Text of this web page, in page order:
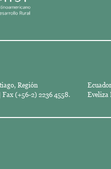
Región
(+56-2) 2236 4558.
Eveliza